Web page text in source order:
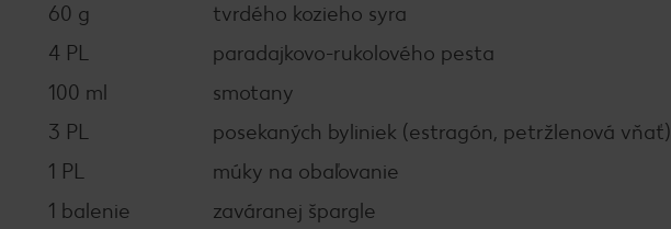
60 g
tvrdého kozieho syra
4 PL
paradajkovo-rukolového pesta
100 ml
smotany
3 PL
posekaných byliniek (estragón, petržlenová vňať)
1 PL
múky na obaľovanie
1 balenie
zaváranej špargle